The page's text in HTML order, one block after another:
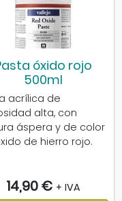
óxido rojo
500ml
acrílica de
alta, con
áspera y de color
de hierro rojo.
14,90 € + IVA